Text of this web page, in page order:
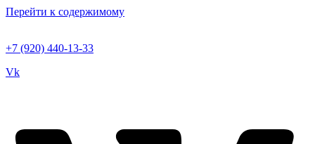
Перейти к содержимому
+7 (920) 440-13-33
Vk